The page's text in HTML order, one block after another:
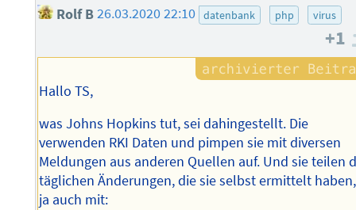
Rolf B26.03.2020 22:10 datenbank php virus
+1
Hallo TS,
was Johns Hopkins tut, sei dahingestellt. Die
verwenden RKI Daten und pimpen sie mit diversen
Meldungen aus anderen Quellen auf. Und sie teilen
täglichen Änderungen, die sie selbst ermittelt haben,
ja auch mit: